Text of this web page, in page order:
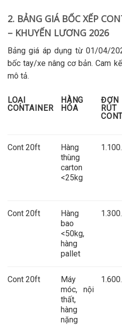
2. BẢNG GIÁ BỐC XẾP
– KHUYẾN LƯƠNG 2026
Bảng giá áp dụng từ 01/04/
bốc tay/xe nâng cơ bản. Cam
mô tả.
LOẠI
CONTAINER
HÀNG
HÓA
RÚT
Cont 20ft
Hàng
thùng
carton
<25kg
Cont 20ft
Hàng
bao
<50kg,
hàng
pallet
Cont 20ft
Máy
móc, nội
thất,
hàng
nặng